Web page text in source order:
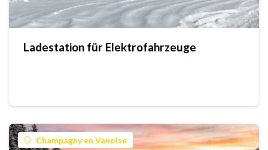
Ladestation für Elektrofahrzeuge
Champagny en Vanoise